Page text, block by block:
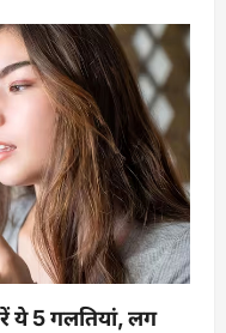
ये 5 गलतियां, लग